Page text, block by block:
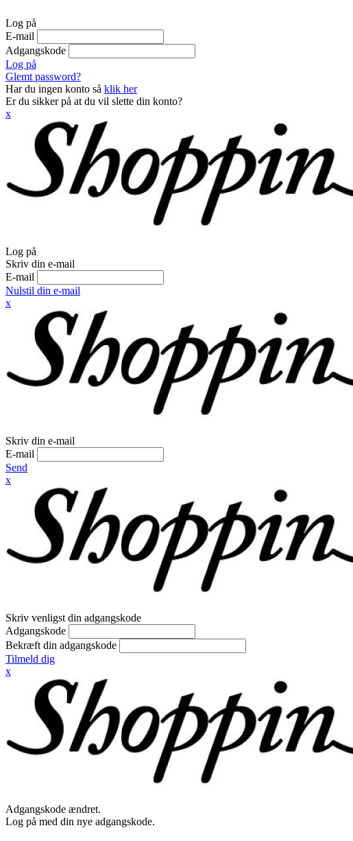
Log på
E-mail
Adgangskode
Log på
Glemt password?
Har du ingen konto så klik her
Er du sikker på at du vil slette din konto?
x
Log på
Skriv din e-mail
E-mail
Nulstil din e-mail
x
Skriv din e-mail
E-mail
Send
x
Skriv venligst din adgangskode
Adgangskode
Bekræft din adgangskode
Tilmeld dig
x
Adgangskode ændret.
Log på med din nye adgangskode.